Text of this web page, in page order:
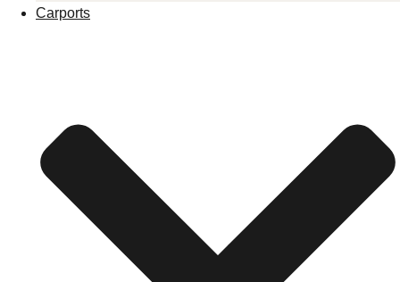
Carports